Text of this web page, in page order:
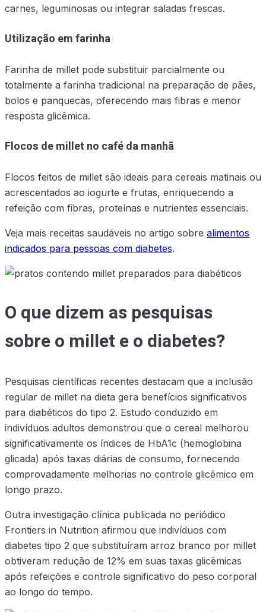
carnes, leguminosas ou integrar saladas frescas.
Utilização em farinha
Farinha de millet pode substituir parcialmente ou
totalmente a farinha tradicional na preparação de pães,
bolos e panquecas, oferecendo mais fibras e menor
resposta glicêmica.
Flocos de millet no café da manhã
Flocos feitos de millet são ideais para cereais matinais ou
acrescentados ao iogurte e frutas, enriquecendo a
refeição com fibras, proteínas e nutrientes essenciais.
Veja mais receitas saudáveis no artigo sobre alimentos
indicados para pessoas com diabetes.
O que dizem as pesquisas
sobre o millet e o diabetes?
Pesquisas científicas recentes destacam que a inclusão
regular de millet na dieta gera benefícios significativos
para diabéticos do tipo 2. Estudo conduzido em
indivíduos adultos demonstrou que o cereal melhorou
significativamente os índices de HbA1c (hemoglobina
glicada) após taxas diárias de consumo, fornecendo
comprovadamente melhorias no controle glicêmico em
longo prazo.
Outra investigação clínica publicada no periódico
Frontiers in Nutrition afirmou que indivíduos com
diabetes tipo 2 que substituíram arroz branco por millet
obtiveram redução de 12% em suas taxas glicêmicas
após refeições e controle significativo do peso corporal
ao longo do tempo.